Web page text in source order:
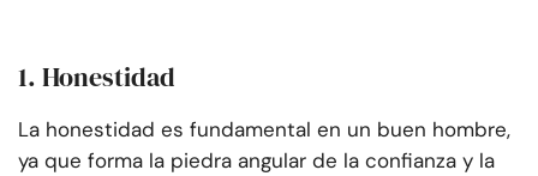
1. Honestidad
La honestidad es fundamental en un buen hombre,
ya que forma la piedra angular de la confianza y la